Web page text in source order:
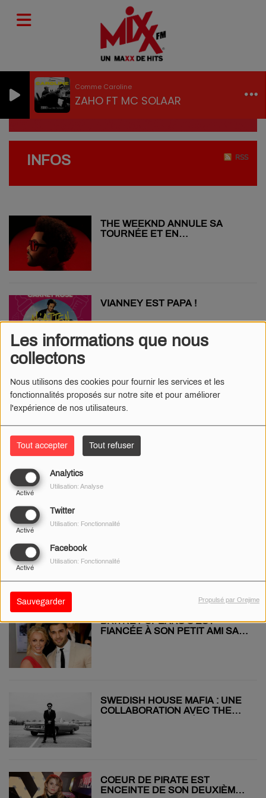
Les informations que nous
collectons
Nous utilisons des cookies pour fournir les services et les
fonctionnalités proposés sur notre site et pour améliorer
l'expérience de nos utilisateurs.
Tout accepter Tout refuser
Analytics
Activé
Utilisation: Analyse
Twitter
Activé
Utilisation: Fonctionnalité
Facebook
Activé
Utilisation: Fonctionnalité
Sauvegarder Propulsé par Orejime
Comme Caroline
ZAHO FT MC SOLAAR
INFOS RSS
THE WEEKND ANNULE SA
TOURNÉE ET EN
VIANNEY EST PAPA !
STAR ACADEMY : UN SHOW
SPÉCIAL POUR LES 20 ANS DE
L’ÉMISSION CULTE
FRANCE EN 2022
LE 11 OCTOBRE SUR CANAL+
BRITNEY SPEARS S'EST
FIANCÉE À SON PETIT AMI SAM
SWEDISH HOUSE MAFIA : UNE
COLLABORATION AVEC THE
COEUR DE PIRATE EST
ENCEINTE DE SON DEUXIÈME